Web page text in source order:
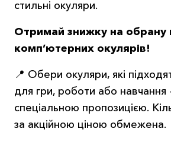
стильні окуляри.
Отримай знижку на обрану
комп’ютерних окулярів!
📍 Обери окуляри, які
для гри, роботи або навчання
спеціальною пропозицією.
за акційною ціною обмежена.